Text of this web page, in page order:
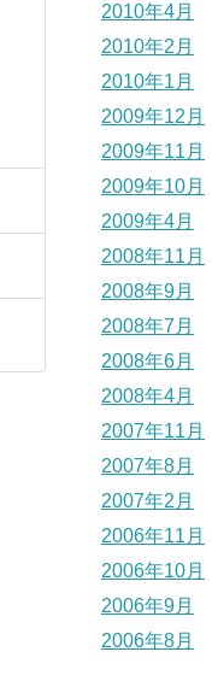
2010年4月
2010年2月
2010年1月
2009年12月
2009年11月
2009年10月
2009年4月
2008年11月
2008年9月
2008年7月
2008年6月
2008年4月
2007年11月
2007年8月
2007年2月
2006年11月
2006年10月
2006年9月
2006年8月